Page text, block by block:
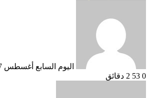
اليوم السابع أغسطس 27, 2022
0
2 دقائق